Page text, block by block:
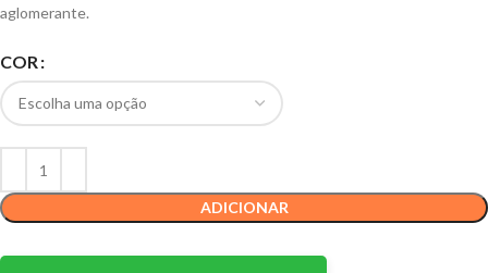
aglomerante.
COR
ADICIONAR